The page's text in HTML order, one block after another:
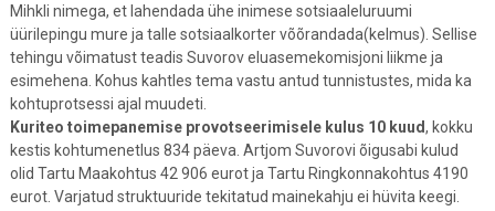
Mihkli nimega, et lahendada ühe inimese sotsiaaleluruumi
üürilepingu mure ja talle sotsiaalkorter võõrandada(kelmus). Sellise
tehingu võimatust teadis Suvorov eluasemekomisjoni liikme ja
esimehena. Kohus kahtles tema vastu antud tunnistustes, mida ka
kohtuprotsessi ajal muudeti.
Kuriteo toimepanemise provotseerimisele kulus 10 kuud, kokku
kestis kohtumenetlus 834 päeva. Artjom Suvorovi õigusabi kulud
olid Tartu Maakohtus 42 906 eurot ja Tartu Ringkonnakohtus 4190
eurot. Varjatud struktuuride tekitatud mainekahju ei hüvita keegi.